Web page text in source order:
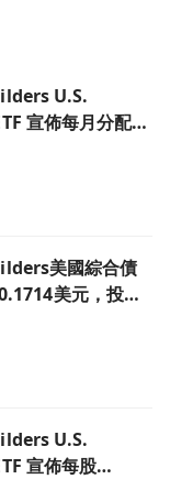
Bond ETF 宣
U.S.
宣佈每月分配
ETF宣佈每月派
美國綜合債
美元，投資
Bond ETF 宣
U.S.
宣佈每股